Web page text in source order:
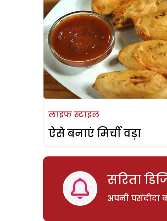
लाइफ स्टाइल
ऐसे बनाएं मिर्ची वड़ा
सरिता
अपनी पसंदीदा